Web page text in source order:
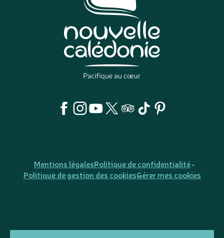
Mentions légalesPolitique de confidentialité
Politique de gestion des cookiesGérer mes cookies